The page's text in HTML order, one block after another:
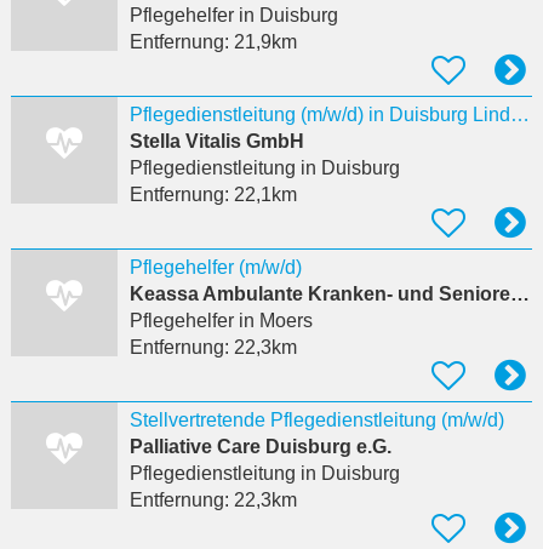
Pflegehelferin Duisburg
Entfernung: 21,9km
Pflegedienstleitung (m/w/d) in Duisburg Lindenallee
Stella Vitalis GmbH
Pflegedienstleitung in Duisburg
Entfernung: 22,1km
Pflegehelfer (m/w/d)
Keassa Ambulante Kranken- und Seniorenpflege Inh. Grace Chimene Beugre
Pflegehelferin Moers
Entfernung: 22,3km
Stellvertretende Pflegedienstleitung (m/w/d)
Palliative Care Duisburg e.G.
Pflegedienstleitung in Duisburg
Entfernung: 22,3km